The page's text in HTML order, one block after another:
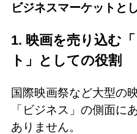
ビジネスマーケットと
1. 映画を売り込む
ト」としての役割
国際映画祭など大型の
「ビジネス」の側面に
ありません。